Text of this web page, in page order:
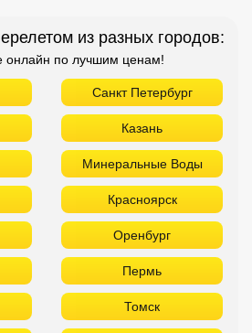
из разных городов:
онлайн по лучшим ценам!
Санкт Петербург
Казань
Минеральные Воды
Красноярск
Оренбург
Пермь
Томск